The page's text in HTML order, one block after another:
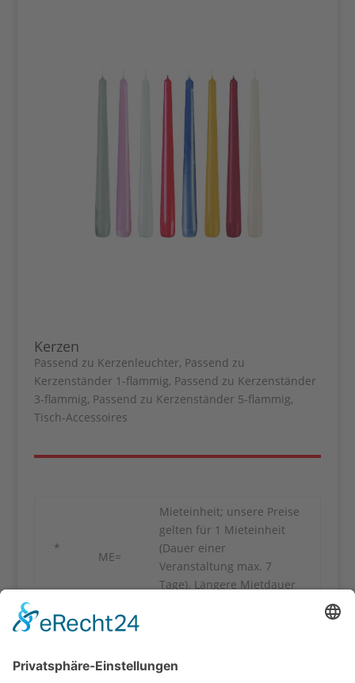
Kerzen
Passend zu Kerzenleuchter, Passend zu
Kerzenständer 1-flammig, Passend zu Kerzenständer
3-flammig, Passend zu Kerzenständer 5-flammig,
Tisch-Accessoires
*
ME=
Mieteinheit; unsere Preise
gelten für 1 Mieteinheit
(Dauer einer
Veranstaltung max. 7
Tage). Längere Mietdauer
VK=
„Zubehör“ wie Flipchart-